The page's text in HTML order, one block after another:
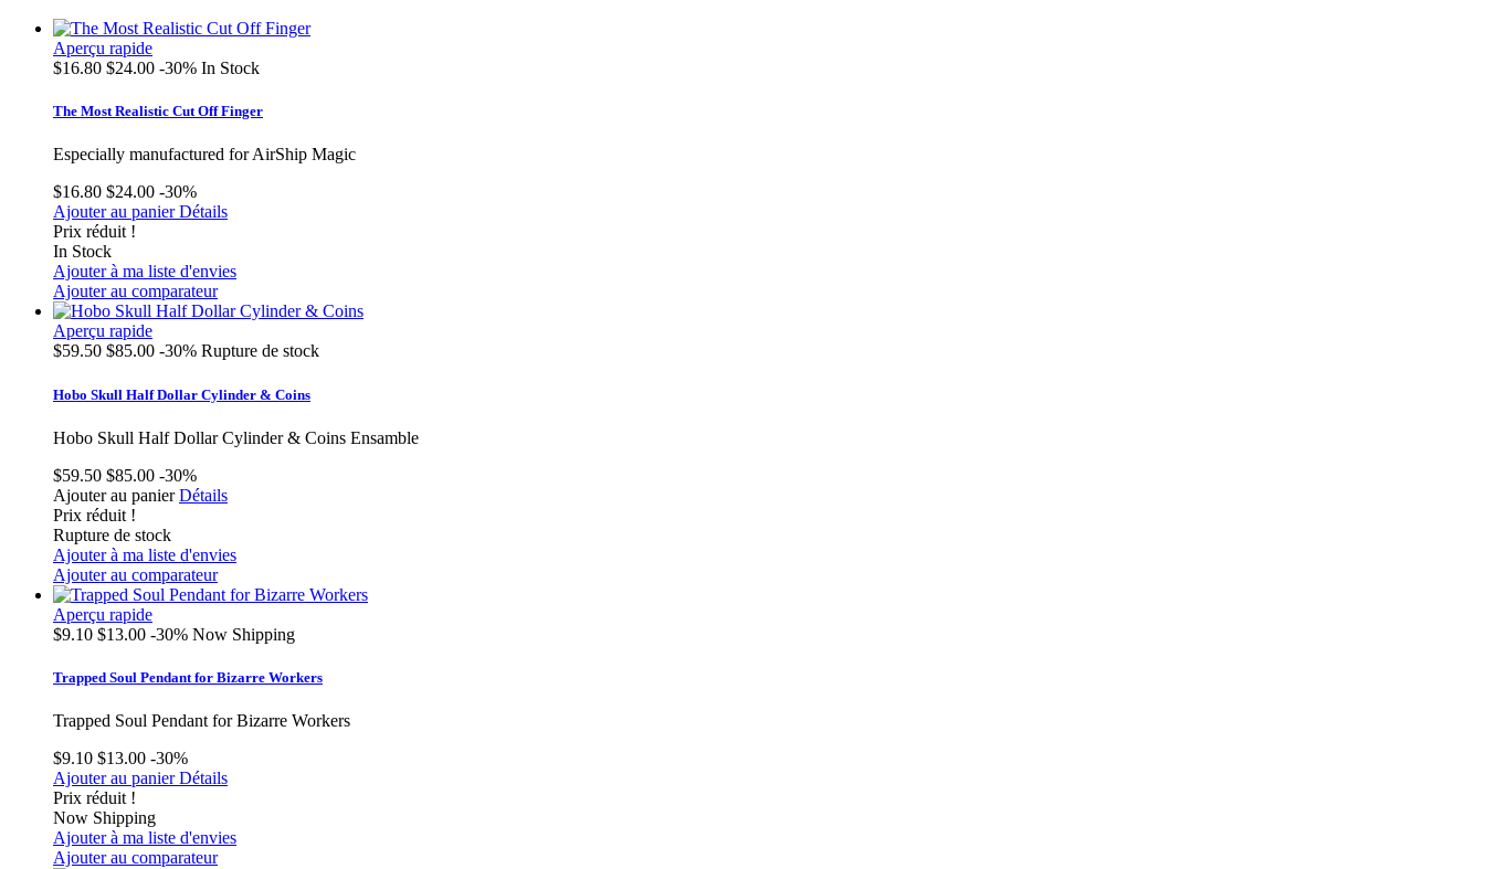
Aperçu rapide
$16.80 $24.00 -30% In Stock
The Most Realistic Cut Off Finger
Especially manufactured for AirShip Magic
$16.80 $24.00 -30%
Ajouter au panier Détails
Prix réduit !
In Stock
Ajouter à ma liste d'envies
Ajouter au comparateur
Aperçu rapide
$59.50 $85.00 -30% Rupture de stock
Hobo Skull Half Dollar Cylinder & Coins
Hobo Skull Half Dollar Cylinder & Coins Ensamble
$59.50 $85.00 -30%
Ajouter au panier Détails
Prix réduit !
Rupture de stock
Ajouter à ma liste d'envies
Ajouter au comparateur
Aperçu rapide
$9.10 $13.00 -30% Now Shipping
Trapped Soul Pendant for Bizarre Workers
Trapped Soul Pendant for Bizarre Workers
$9.10 $13.00 -30%
Ajouter au panier Détails
Prix réduit !
Now Shipping
Ajouter à ma liste d'envies
Ajouter au comparateur